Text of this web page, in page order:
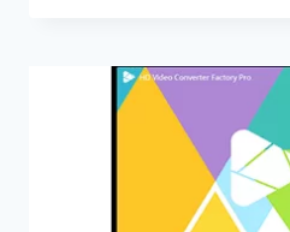
FARETTI
LED
NEI